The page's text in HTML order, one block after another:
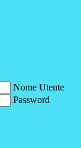
Nome Utente
Password